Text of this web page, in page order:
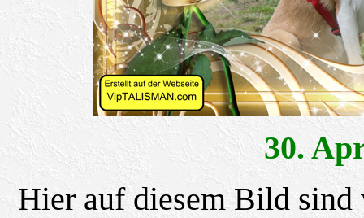
30.
Hier auf diesem Bild sind